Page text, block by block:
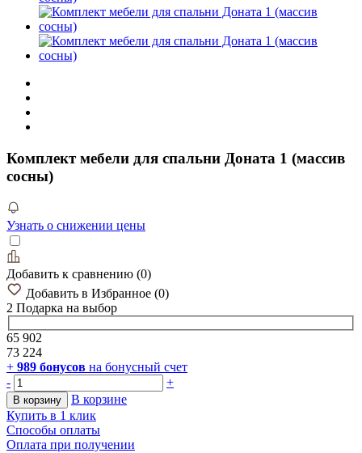
Комплект мебели для спальни Доната 1 (массив
сосны)
Узнать о снижении цены
Добавить к сравнению (0)
Добавить в Избранное (0)
2 Подарка на выбор
65 902
73 224
+ 989 бонусов на бонусный счет
-
+
В корзину
В корзине
Купить в 1 клик
Способы оплаты
Оплата при получении